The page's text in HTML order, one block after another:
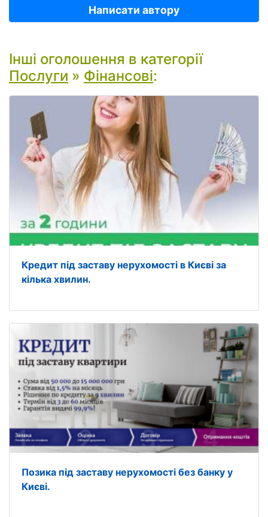
Написати автору
Інші оголошення в категорії
Послуги » Фінансові:
Кредит під заставу нерухомості в Києві за
кілька хвилин.
Позика під заставу нерухомості без банку у
Києві.